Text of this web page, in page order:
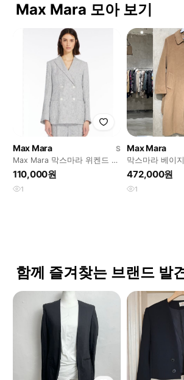
Max Mara 모아 보기
Max Mara
S
Max Mara 막스마라 위켄드 더
블 자켓 55 사이즈 정품
110,000원
1
Max Mara
막스마라 베이
티드 울 코트
472,000원
1
함께 즐겨찾는 브랜드 발